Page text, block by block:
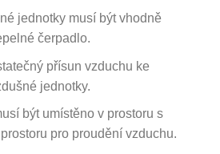
jednotky musí být vhodně
čerpadlo.
přísun vzduchu ke
jednotky.
být umístěno v prostoru s
pro proudění vzduchu.